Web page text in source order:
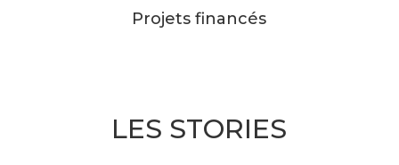
Projets financés
LES STORIES